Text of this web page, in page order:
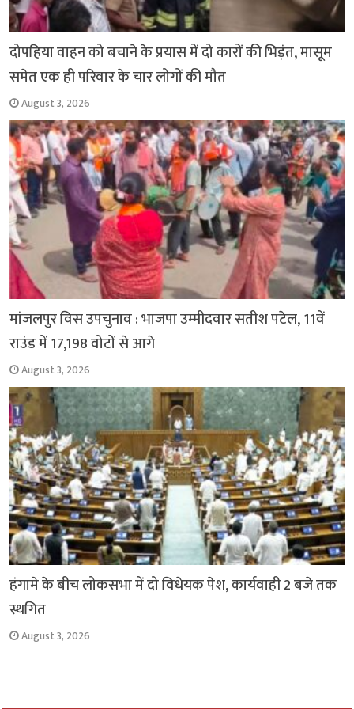
दोपहिया वाहन को बचाने के प्रयास में दो कारों की भिड़ंत, मासूम
समेत एक ही परिवार के चार लोगों की मौत
August 3, 2026
मांजलपुर विस उपचुनाव : भाजपा उम्मीदवार सतीश पटेल, 11वें
राउंड में 17,198 वोटों से आगे
August 3, 2026
हंगामे के बीच लोकसभा में दो विधेयक पेश, कार्यवाही 2 बजे तक
स्थगित
August 3, 2026